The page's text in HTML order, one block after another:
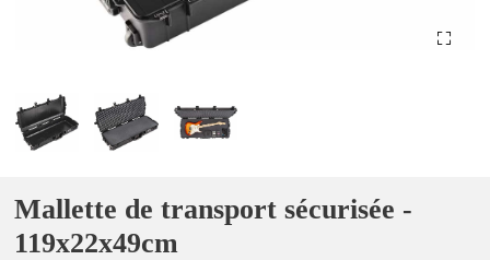
Mallette de transport sécurisée -
119x22x49cm